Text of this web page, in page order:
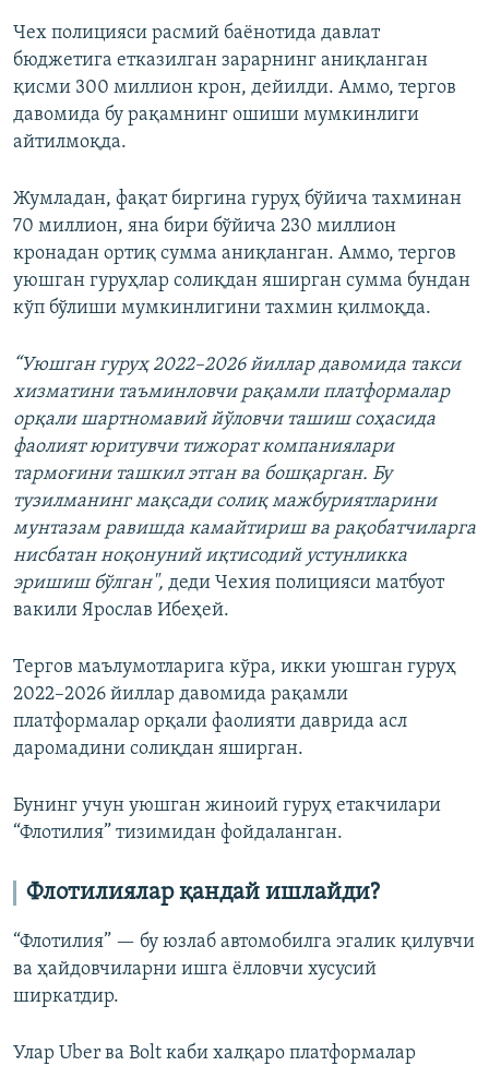
Чех полицияси расмий баёнотида давлат
бюджетига етказилган зарарнинг аниқланган
қисми 300 миллион крон, дейилди. Аммо, тергов
давомида бу рақамнинг ошиши мумкинлиги
айтилмоқда.
Жумладан, фақат биргина гуруҳ бўйича тахминан
70 миллион, яна бири бўйича 230 миллион
кронадан ортиқ сумма аниқланган. Аммо, тергов
уюшган гуруҳлар солиқдан яширган сумма бундан
кўп бўлиши мумкинлигини тахмин қилмоқда.
“Уюшган гуруҳ 2022–2026 йиллар давомида такси
хизматини таъминловчи рақамли платформалар
орқали шартномавий йўловчи ташиш соҳасида
фаолият юритувчи тижорат компаниялари
тармоғини ташкил этган ва бошқарган. Бу
тузилманинг мақсади солиқ мажбуриятларини
мунтазам равишда камайтириш ва рақобатчиларга
нисбатан ноқонуний иқтисодий устунликка
эришиш бўлган", деди Чехия полицияси матбуот
вакили Ярослав Ибеҳей.
Тергов маълумотларига кўра, икки уюшган гуруҳ
2022–2026 йиллар давомида рақамли
платформалар орқали фаолияти даврида асл
даромадини солиқдан яширган.
Бунинг учун уюшган жиноий гуруҳ етакчилари
“Флотилия” тизимидан фойдаланган.
Флотилиялар қандай ишлайди?
“Флотилия” — бу юзлаб автомобилга эгалик қилувчи
ва ҳайдовчиларни ишга ёлловчи хусусий
ширкатдир.
Улар Uber ва Bolt каби халқаро платформалар